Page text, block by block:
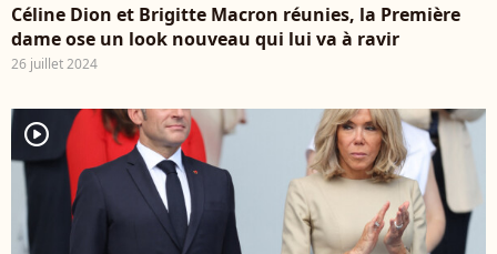
Céline Dion et Brigitte Macron réunies, la Première
dame ose un look nouveau qui lui va à ravir
26 juillet 2024
player2